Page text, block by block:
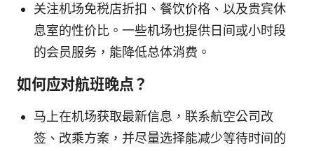
关注机场免税店折扣、餐饮价格、以及贵宾休
息室的性价比。一些机场也提供日间或小时段
的会员服务，能降低总体消费。
如何应对航班晚点？
马上在机场获取最新信息，联系航空公司改
签、改乘方案，并尽量选择能减少等待时间的